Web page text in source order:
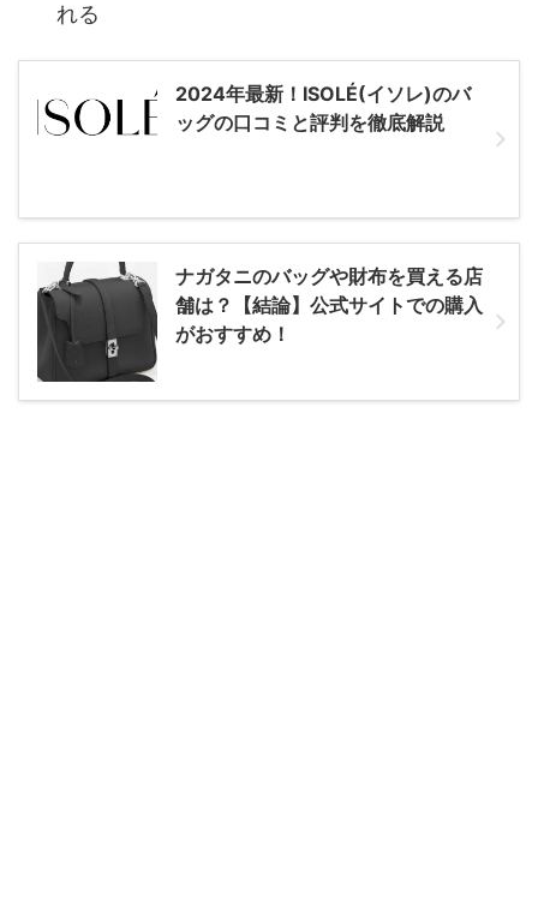
れる
2024年最新！ISOLÉ(イソレ)のバ
ッグの口コミと評判を徹底解説
ナガタニのバッグや財布を買える店
舗は？【結論】公式サイトでの購入
がおすすめ！